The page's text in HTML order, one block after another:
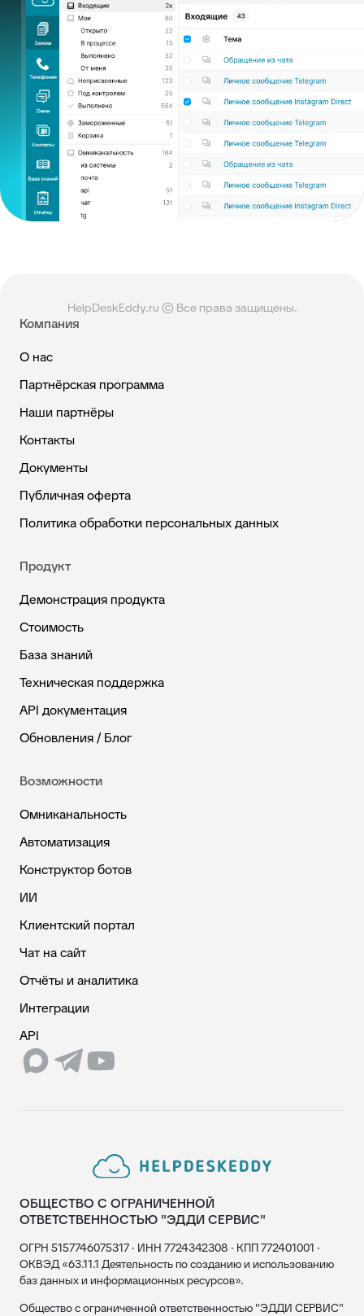
HelpDeskEddy.ru © Все права защищены.
Компания
О нас
Партнёрская программа
Наши партнёры
Контакты
Документы
Публичная оферта
Политика обработки персональных данных
Продукт
Демонстрация продукта
Стоимость
База знаний
Техническая поддержка
API документация
Обновления / Блог
Возможности
Омниканальность
Автоматизация
Конструктор ботов
ИИ
Клиентский портал
Чат на сайт
Отчёты и аналитика
Интеграции
API
ОБЩЕСТВО С ОГРАНИЧЕННОЙ
ОТВЕТСТВЕННОСТЬЮ "ЭДДИ СЕРВИС"
ОГРН 5157746075317 · ИНН 7724342308 · КПП 772401001 ·
ОКВЭД «63.11.1 Деятельность по созданию и использованию
баз данных и информационных ресурсов».
Общество с ограниченной ответственностью "ЭДДИ СЕРВИС"